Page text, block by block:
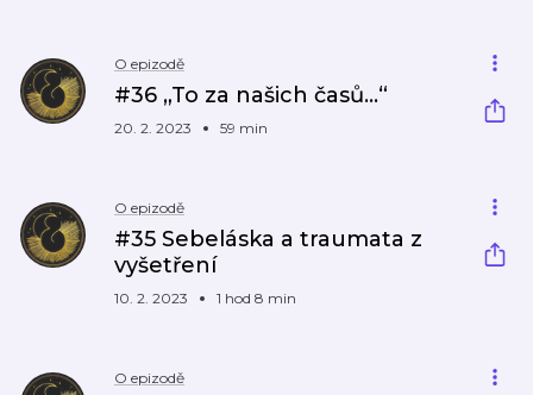
O epizodě
#36 „To za našich časů...“
20. 2. 2023 59 min
O epizodě
#35 Sebeláska a traumata z
vyšetření
10. 2. 2023 1 hod 8 min
O epizodě